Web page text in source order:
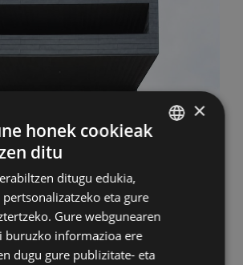
×
honek cookieak
ditu
ditugu edukia,
eta gure
Gure webgunearen
buruzko informazioa ere
dugu gure publizitate- eta